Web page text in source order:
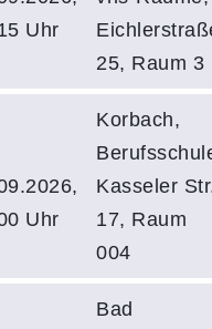
Uhr
25, Raum 3
Uhr
Korbach,
Kasseler
17, Raum
004
Bad